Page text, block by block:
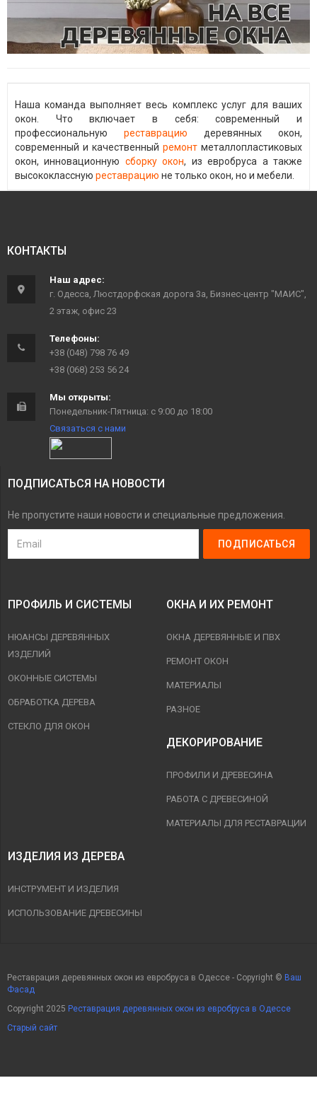
Наша команда выполняет весь комплекс услуг для ваших
окон. Что включает в себя: современный и
профессиональную реставрацию деревянных окон,
современный и качественный ремонт металлопластиковых
окон, инновационную сборку окон, из евробруса а также
высококлассную реставрацию не только окон, но и мебели.
КОНТАКТЫ
Наш адрес:
г. Одесса, Люстдорфская дорога 3а, Бизнес-центр "МАИС",
2 этаж, офис 23
Телефоны:
+38 (048) 798 76 49
+38 (068) 253 56 24
Мы открыты:
Понедельник-Пятница: с 9:00 до 18:00
Связаться с нами
ПОДПИСАТЬСЯ НА НОВОСТИ
Не пропустите наши новости и специальные предложения.
ПРОФИЛЬ И СИСТЕМЫ
НЮАНСЫ ДЕРЕВЯННЫХ
ИЗДЕЛИЙ
ОКОННЫЕ СИСТЕМЫ
ОБРАБОТКА ДЕРЕВА
СТЕКЛО ДЛЯ ОКОН
ОКНА И ИХ РЕМОНТ
ОКНА ДЕРЕВЯННЫЕ И ПВХ
РЕМОНТ ОКОН
МАТЕРИАЛЫ
РАЗНОЕ
ДЕКОРИРОВАНИЕ
ПРОФИЛИ И ДРЕВЕСИНА
РАБОТА С ДРЕВЕСИНОЙ
МАТЕРИАЛЫ ДЛЯ РЕСТАВРАЦИИ
ИЗДЕЛИЯ ИЗ ДЕРЕВА
ИНСТРУМЕНТ И ИЗДЕЛИЯ
ИСПОЛЬЗОВАНИЕ ДРЕВЕСИНЫ
Реставрация деревянных окон из евробруса в Одессе - Copyright © Ваш
Фасад
Copyright 2025 Реставрация деревянных окон из евробруса в Одессе
Старый сайт